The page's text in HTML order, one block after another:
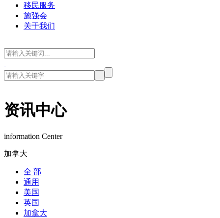
移民服务
施强会
关于我们
资讯中心
information Center
加拿大
全 部
通用
美国
英国
加拿大